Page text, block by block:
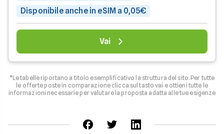
Disponibile anche in eSIM a 0,05€
Vai
*Le tabelle riportano a titolo esemplificativo la struttura del sito. Per tutte
le offerte poste in comparazione clicca sul tasto vai e ottieni tutte le
informazioni necessarie per valutare la proposta adatta alle tue esigenze